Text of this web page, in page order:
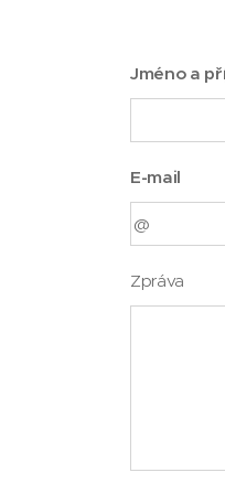
Jméno a
E-mail
Zpráva